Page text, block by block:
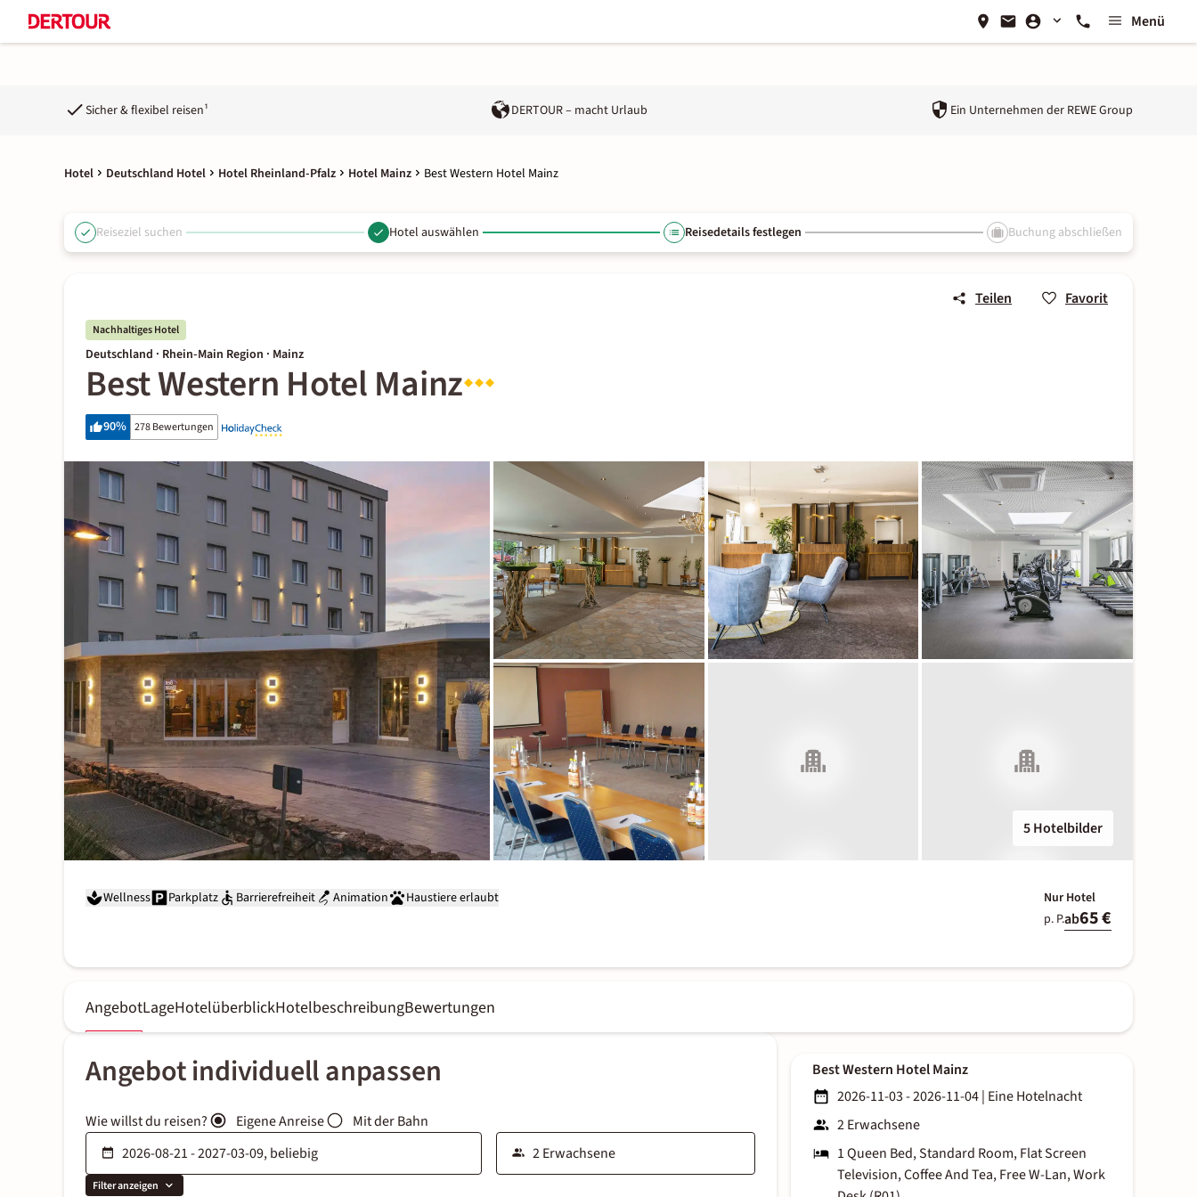
Menü
Sicher & flexibel reisen¹ DERTOUR – macht Urlaub Ein Unternehmen der REWE Group
Hotel Deutschland Hotel Hotel Rheinland-Pfalz Hotel Mainz Best Western Hotel Mainz
Reiseziel suchen Hotel auswählen Reisedetails festlegen Buchung abschließen
Teilen Favorit
Nachhaltiges Hotel
Deutschland · Rhein-Main Region · Mainz
Best Western Hotel Mainz
90% 278 Bewertungen
5 Hotelbilder
Wellness Parkplatz Barrierefreiheit Animation Haustiere erlaubt
Nur Hotel
p. P.ab65 €
AngebotLageHotelüberblickHotelbeschreibungBewertungen
Angebot individuell anpassen
Wie willst du reisen? Eigene Anreise Mit der Bahn
Filter anzeigen
Best Western Hotel Mainz
2026-11-03 - 2026-11-04| Eine Hotelnacht
2 Erwachsene
1 Queen Bed, Standard Room, Flat Screen
Television, Coffee And Tea, Free W-Lan, Work